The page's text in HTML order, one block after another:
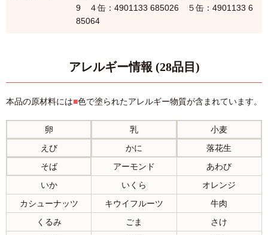
9 ４缶：4901133 685026 ５缶：4901133 6
85064
アレルギー情報 (28品目)
本品の原材料には■色で塗られたアレルギー物質が含まれています。
卵 乳
小麦
えび
かに
落花生
そば
アーモンド
あわび
いか
いくら
オレンジ
カシューナッツ
キウイフルーツ
牛肉
くるみ
ごま
さけ